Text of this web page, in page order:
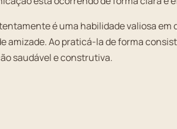
é uma habilidade valiosa
amizade. Ao praticá-la de forma
saudável e construtiva.